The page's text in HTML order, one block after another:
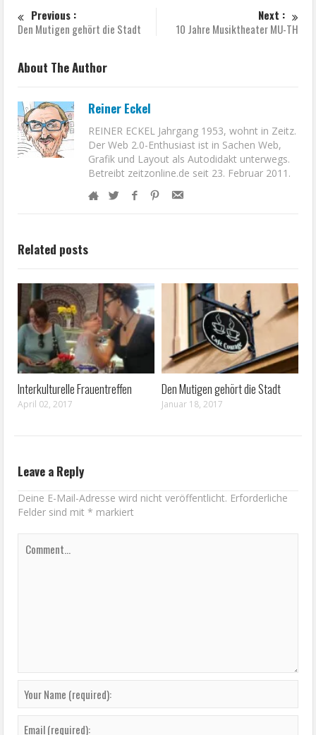
Previous :
Den Mutigen gehört die Stadt
Next :
10 Jahre Musiktheater MU-TH
About The Author
Reiner Eckel
REINER ECKEL Jahrgang 1953, wohnt in Zeitz.
Der Web 2.0-Enthusiast ist in Sachen Web,
Grafik und Layout als Autodidakt unterwegs.
Betreibt zeitzonline.de seit 23. Februar 2011.
Related posts
Interkulturelle Frauentreffen
April 02, 2017
Den Mutigen gehört die Stadt
Januar 18, 2017
Leave a Reply
Deine E-Mail-Adresse wird nicht veröffentlicht. Erforderliche
Felder sind mit* markiert